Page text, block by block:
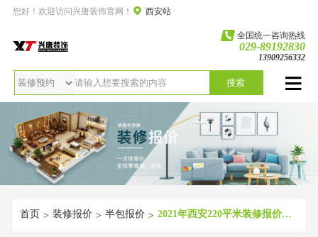
您好！欢迎访问兴唐装饰官网！ 西安站
全国统一咨询热线
029-89192830
13909256332
搜索
首页 > 装修报价 > 半包报价 > 2021年西安220平米装修报价表/价格预算清单/费用明细表